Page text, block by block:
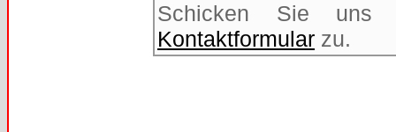
Schicken Sie uns
Kontaktformular zu.